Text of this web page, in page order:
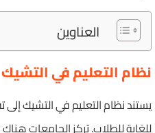
العناوين
نظام التعليم في التشيك
يستند نظام التعليم في التشيك
للغاية للطلاب. تركز الجامعات